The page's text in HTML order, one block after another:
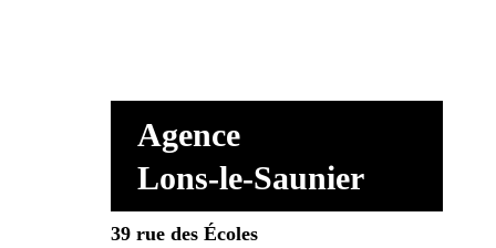
Agence
Lons-le-Saunier
39 rue des Écoles